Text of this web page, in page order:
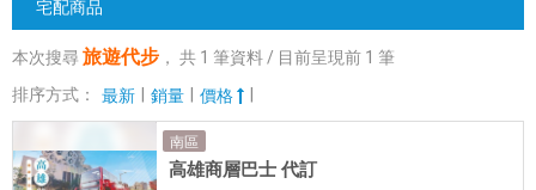
銷
售
國
宅配商品
本次搜尋 旅遊代步 ， 共 1 筆資料 / 目前呈現前 1 筆
排序方式：
最新 銷量 價格
南區
高雄商層巴士 代訂